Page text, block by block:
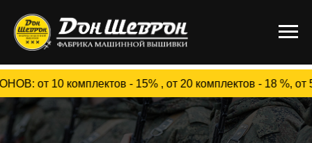
- 15% , от 20 комплектов - 18 %, от 50